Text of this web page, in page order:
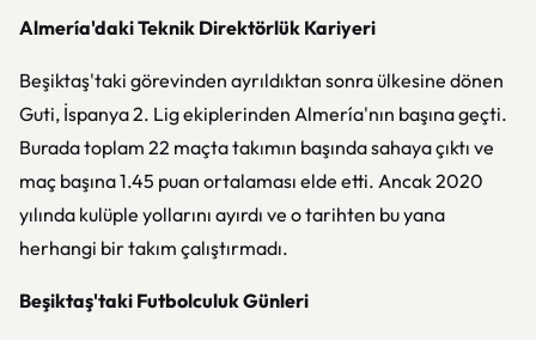
Almería'daki Teknik Direktörlük Kariyeri
Beşiktaş'taki görevinden ayrıldıktan sonra ülkesine dönen
Guti, İspanya 2. Lig ekiplerinden Almería'nın başına geçti.
Burada toplam 22 maçta takımın başında sahaya çıktı ve
maç başına 1.45 puan ortalaması elde etti. Ancak 2020
yılında kulüple yollarını ayırdı ve o tarihten bu yana
herhangi bir takım çalıştırmadı.
Beşiktaş'taki Futbolculuk Günleri